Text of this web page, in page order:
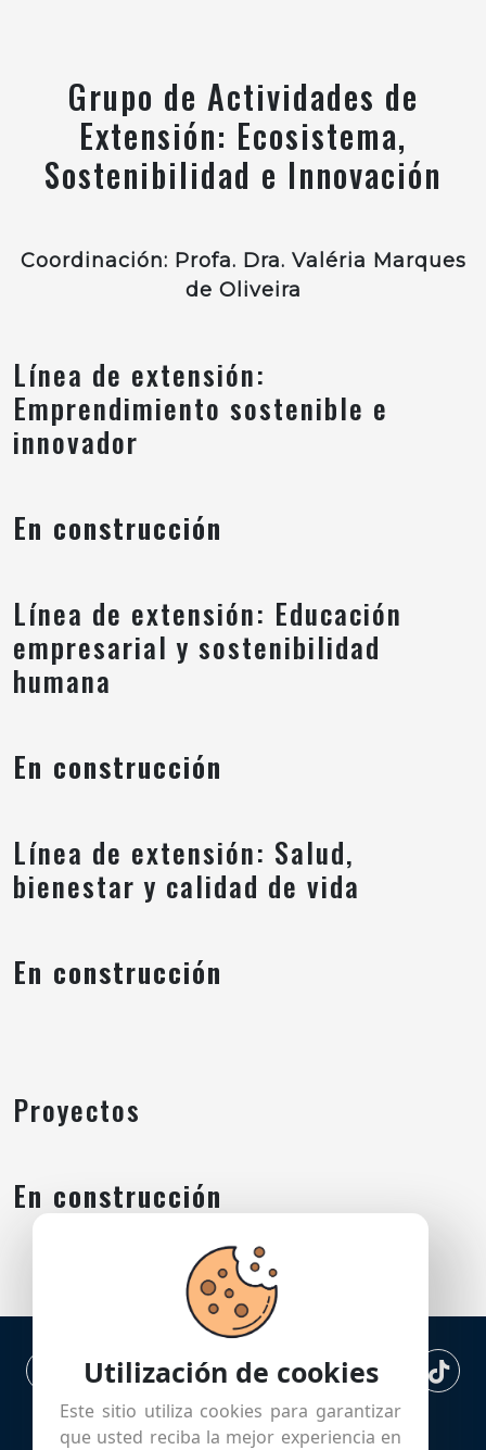
Utilización de cookies
Este sitio utiliza cookies para garantizar
que usted reciba la mejor experiencia en
Grupo de Actividades de
Extensión: Ecosistema,
Sostenibilidad e Innovación
Coordinación: Profa. Dra. Valéria Marques
de Oliveira
Línea de extensión:
Emprendimiento sostenible e
innovador
En construcción
Línea de extensión: Educación
empresarial y sostenibilidad
humana
En construcción
Línea de extensión: Salud,
bienestar y calidad de vida
En construcción
Proyectos
En construcción